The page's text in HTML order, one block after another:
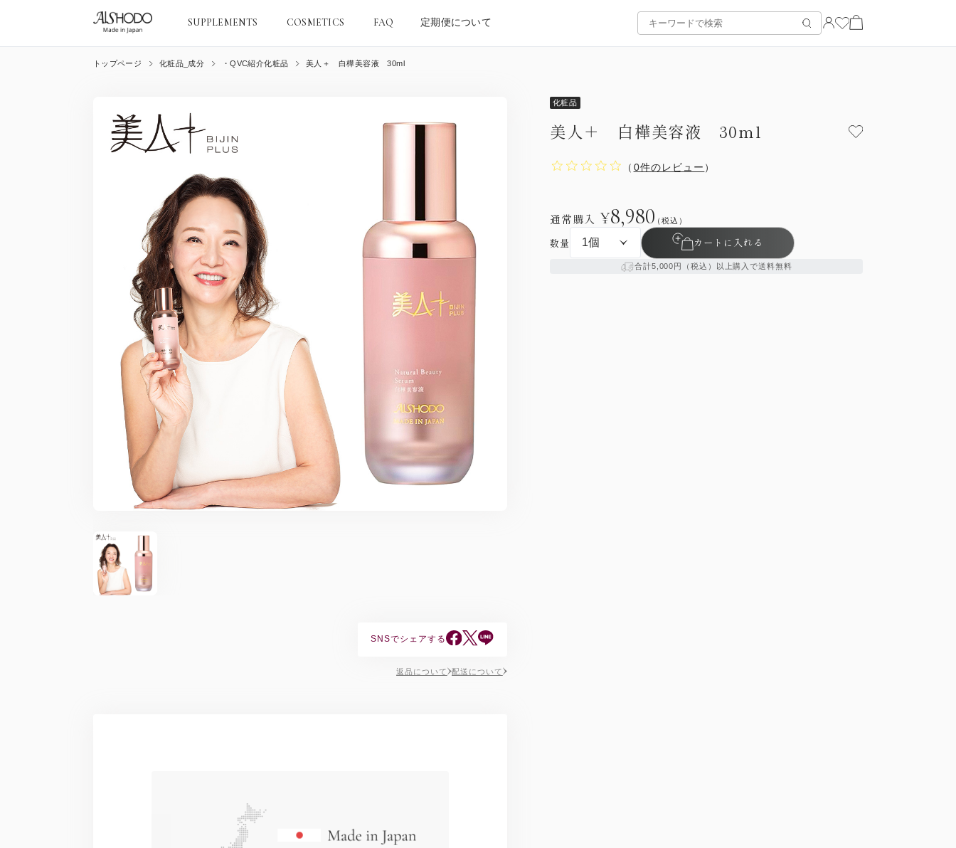
SUPPLEMENTS COSMETICS FAQ 定期便について
トップページ 化粧品_成分 ・QVC紹介化粧品 美人＋ 白樺美容液 30ml
SNSでシェアする
返品について 配送について
化粧品
美人＋ 白樺美容液 30ml
（ 0件のレビュー ）
通常購入 ¥8,980（税込）
数量 カートに入れる
合計5,000円（税込）以上購入で送料無料